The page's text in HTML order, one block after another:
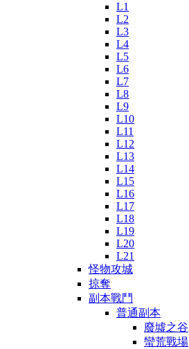
L1
L2
L3
L4
L5
L6
L7
L8
L9
L10
L11
L12
L13
L14
L15
L16
L17
L18
L19
L20
L21
怪物攻城
掠奪
副本戰鬥
普通副本
廢墟之谷
蠻荒戰場